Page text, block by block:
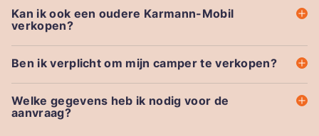
Kan ik ook een oudere Karmann-Mobil
verkopen?
Ben ik verplicht om mijn camper te verkopen?
Welke gegevens heb ik nodig voor de
aanvraag?